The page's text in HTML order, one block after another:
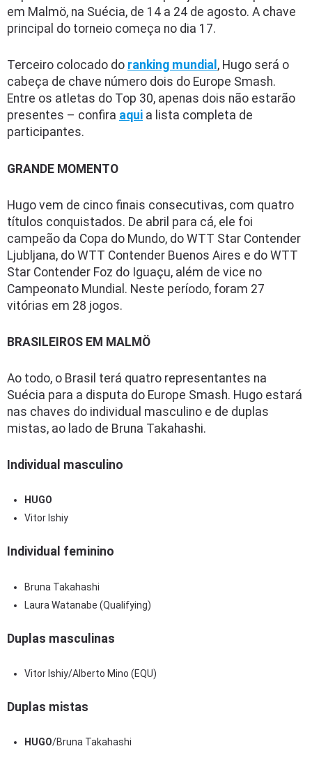
em Malmö, na Suécia, de 14 a 24 de agosto. A chave
principal do torneio começa no dia 17.
Terceiro colocado do ranking mundial , Hugo será o
cabeça de chave número dois do Europe Smash.
Entre os atletas do Top 30, apenas dois não estarão
presentes – confira aqui a lista completa de
participantes.
GRANDE MOMENTO
Hugo vem de cinco finais consecutivas, com quatro
títulos conquistados. De abril para cá, ele foi
campeão da Copa do Mundo, do WTT Star Contender
Ljubljana, do WTT Contender Buenos Aires e do WTT
Star Contender Foz do Iguaçu, além de vice no
Campeonato Mundial. Neste período, foram 27
vitórias em 28 jogos.
BRASILEIROS EM MALMÖ
Ao todo, o Brasil terá quatro representantes na
Suécia para a disputa do Europe Smash. Hugo estará
nas chaves do individual masculino e de duplas
mistas, ao lado de Bruna Takahashi.
Individual masculino
HUGO
Vitor Ishiy
Individual feminino
Bruna Takahashi
Laura Watanabe (Qualifying)
Duplas masculinas
Vitor Ishiy/Alberto Mino (EQU)
Duplas mistas
HUGO/Bruna Takahashi